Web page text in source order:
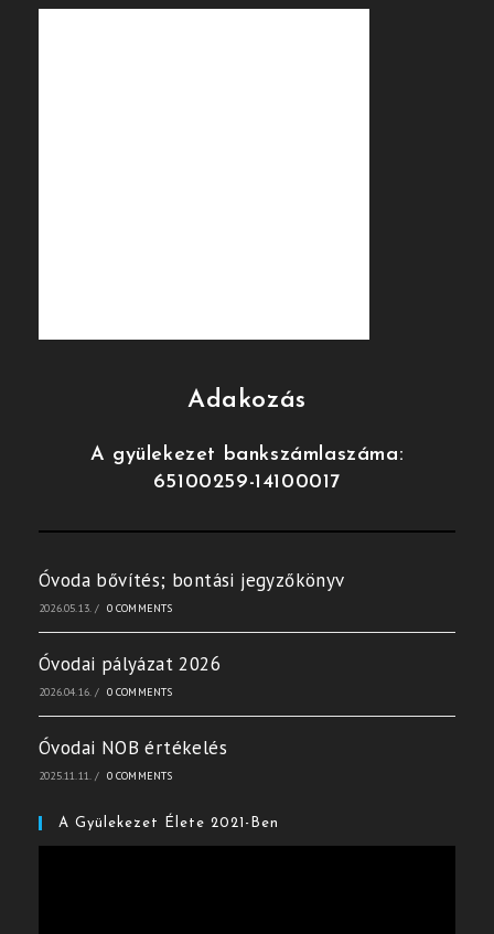
Adakozás
A gyülekezet bankszámlaszáma:
65100259-14100017
Óvoda bővítés; bontási jegyzőkönyv
2026.05.13. / 0 COMMENTS
Óvodai pályázat 2026
2026.04.16. / 0 COMMENTS
Óvodai NOB értékelés
2025.11.11. / 0 COMMENTS
A Gyülekezet Élete 2021-Ben